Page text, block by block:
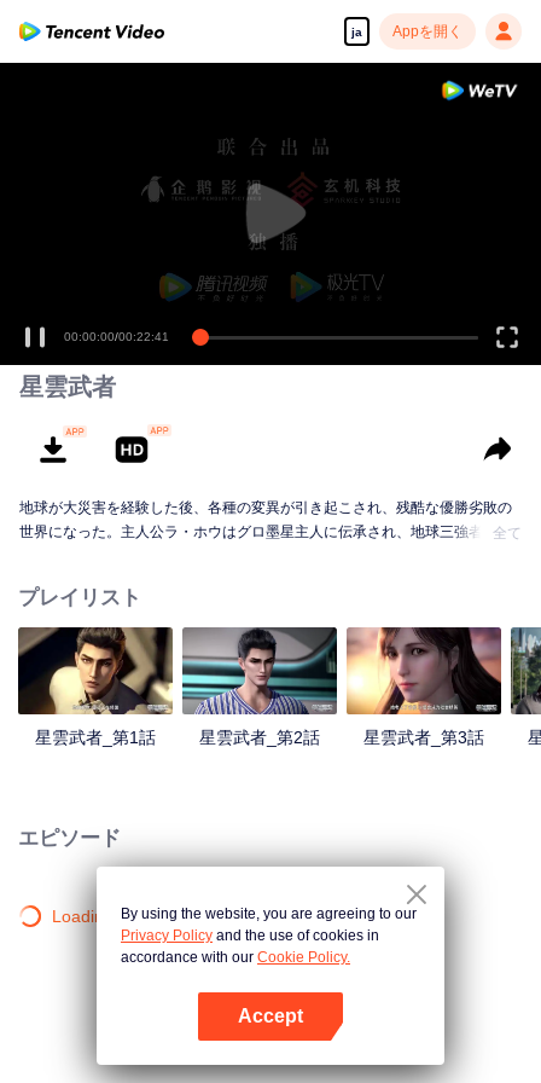
ja Appを開く
00:00:00/00:22:41
星雲武者
地球が大災害を経験した後、各種の変異が引き起こされ、残酷な優勝劣敗の
世界になった。主人公ラ・ホウはグロ墨星主人に伝承され、地球三強者の一
全て
プレイリスト
星雲武者_第1話 星雲武者_第2話 星雲武者_第3話
エピソード
Loading…By using the website, you are agreeing to our
Privacy Policy and the use of cookies in
accordance with our Cookie Policy.
Accept